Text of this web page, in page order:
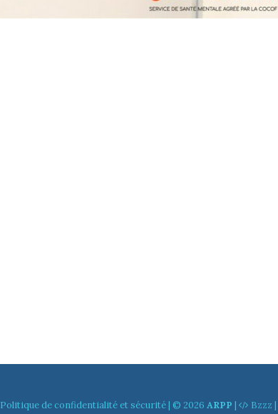
Politique de confidentialité et sécurité| © 2026 ARPP | Bzzz |